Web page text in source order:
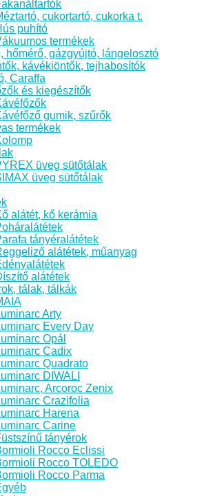
cukortartó, cukorka t.
puhító
termékek
hőmérő, gázgyújtó, lángelosztó
kávékiöntők, tejhabosítók
Caraffa
és kiegészítők
gumik, szűrők
termékek
üveg sütőtálak
üveg sütőtálak
alátét, kő kerámia
tányéralátétek
alátétek, műanyag
alátétek
tálak, tálkák
Arty
Every Day
Opál
Cadix
Quadrato
DIWALI
Arcoroc Zenix
Crazifolia
Harena
Carine
tányérok
Rocco Eclissi
Rocco TOLEDO
Rocco Parma